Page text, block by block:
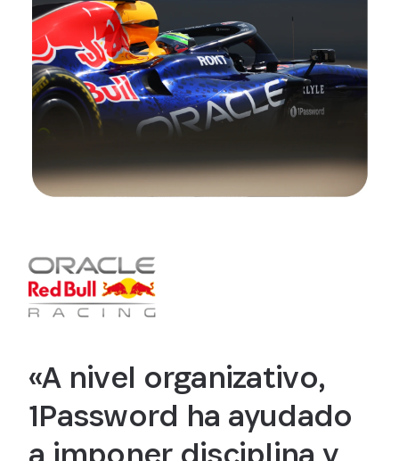
«A nivel organizativo,
1Password ha ayudado